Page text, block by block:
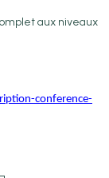
aux niveaux
conference-